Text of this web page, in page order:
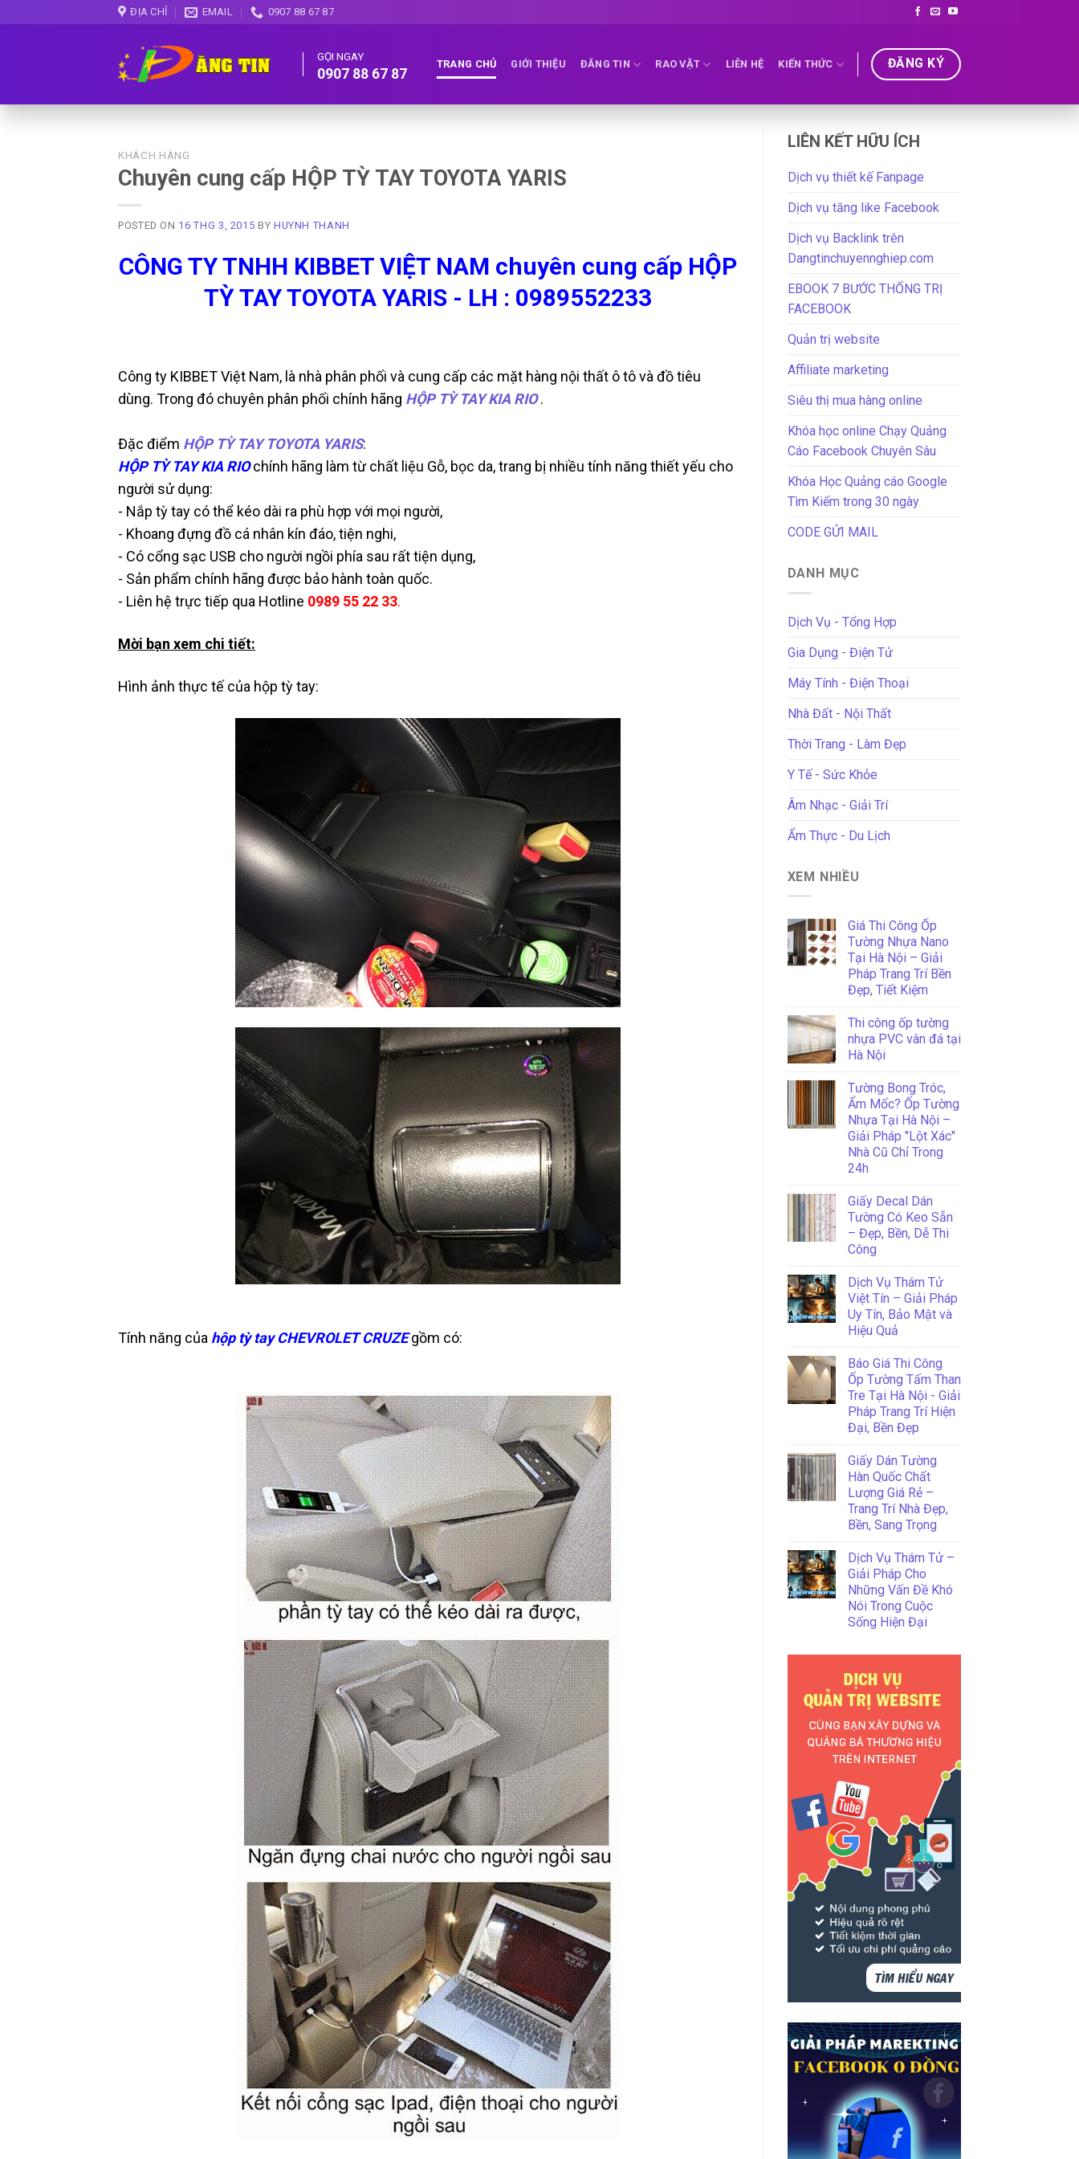
ĐỊA CHỈ EMAIL 0907 88 67 87
GỌI NGAY
0907 88 67 87
TRANG CHỦ GIỚI THIỆU ĐĂNG TIN RAO VẶT LIÊN HỆ KIẾN THỨC ĐĂNG KÝ
KHÁCH HÀNG
Chuyên cung cấp HỘP TỲ TAY TOYOTA YARIS
POSTED ON 16 THG 3, 2015BY HUYNH THANH
CÔNG TY TNHH KIBBET VIỆT NAM chuyên cung cấp HỘP
TỲ TAY TOYOTA YARIS - LH : 0989552233
Công ty KIBBET Việt Nam, là nhà phân phối và cung cấp các mặt hàng nội thất ô tô và đồ tiêu
dùng. Trong đó chuyên phân phối chính hãng HỘP TỲ TAY KIA RIO .
Đặc điểm HỘP TỲ TAY TOYOTA YARIS:
HỘP TỲ TAY KIA RIOchính hãng làm từ chất liệu Gỗ, bọc da, trang bị nhiều tính năng thiết yếu cho
người sử dụng:
- Nắp tỳ tay có thể kéo dài ra phù hợp với mọi người,
- Khoang đựng đồ cá nhân kín đáo, tiện nghi,
- Có cổng sạc USB cho người ngồi phía sau rất tiện dụng,
- Sản phẩm chính hãng được bảo hành toàn quốc.
- Liên hệ trực tiếp qua Hotline 0989 55 22 33.
Mời bạn xem chi tiết:
Hình ảnh thực tế của hộp tỳ tay:
Tính năng của hộp tỳ tayCHEVROLET CRUZEgồm có:
LIÊN KẾT HỮU ÍCH
Dịch vụ thiết kế Fanpage
Dịch vụ tăng like Facebook
Dịch vụ Backlink trên
Dangtinchuyennghiep.com
EBOOK 7 BƯỚC THỐNG TRỊ
FACEBOOK
Quản trị website
Affiliate marketing
Siêu thị mua hàng online
Khóa học online Chạy Quảng
Cáo Facebook Chuyên Sâu
Khóa Học Quảng cáo Google
Tìm Kiếm trong 30 ngày
CODE GỬI MAIL
DANH MỤC
Dịch Vụ - Tổng Hợp
Gia Dụng - Điện Tử
Máy Tính - Điện Thoại
Nhà Đất - Nội Thất
Thời Trang - Làm Đẹp
Y Tế - Sức Khỏe
Âm Nhạc - Giải Trí
Ẩm Thực - Du Lịch
XEM NHIỀU
Giá Thi Công Ốp
Tường Nhựa Nano
Tại Hà Nội – Giải
Pháp Trang Trí Bền
Đẹp, Tiết Kiệm
Thi công ốp tường
nhựa PVC vân đá tại
Hà Nội
Tường Bong Tróc,
Ẩm Mốc? Ốp Tường
Nhựa Tại Hà Nội –
Giải Pháp "Lột Xác"
Nhà Cũ Chỉ Trong
24h
Giấy Decal Dán
Tường Có Keo Sẵn
– Đẹp, Bền, Dễ Thi
Công
Dịch Vụ Thám Tử
Việt Tín – Giải Pháp
Uy Tín, Bảo Mật và
Hiệu Quả
Báo Giá Thi Công
Ốp Tường Tấm Than
Tre Tại Hà Nội - Giải
Pháp Trang Trí Hiện
Đại, Bền Đẹp
Giấy Dán Tường
Hàn Quốc Chất
Lượng Giá Rẻ –
Trang Trí Nhà Đẹp,
Bền, Sang Trọng
Dịch Vụ Thám Tử –
Giải Pháp Cho
Những Vấn Đề Khó
Nói Trong Cuộc
Sống Hiện Đại